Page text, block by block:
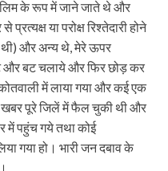
के रूप में जाने जाते थे और
या परोक्ष रिश्तेदारी होने
और अन्य थे, मेरे ऊपर
और बट चलाये और फिर छोड़ कर
में लाया गया और कई एक
पूरे जिलें में फैल चुकी थी और
में पहुंच गये तथा कोई
गया हो। भारी जन दबाव के